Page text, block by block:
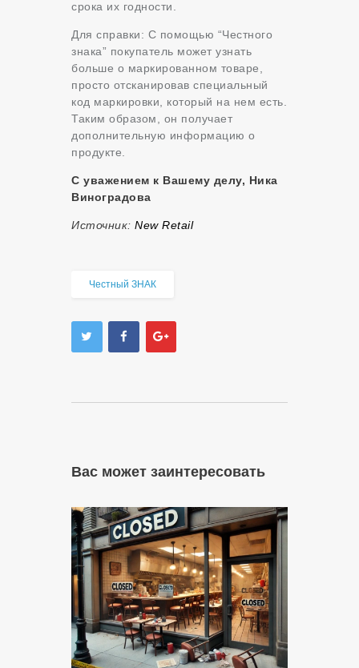
срока их годности.
Для справки: С помощью “Честного
знака” покупатель может узнать
больше о маркированном товаре,
просто отсканировав специальный
код маркировки, который на нем есть.
Таким образом, он получает
дополнительную информацию о
продукте.
С уважением к Вашему делу, Ника
Виноградова
Источник: New Retail
Честный ЗНАК
Вас может заинтересовать